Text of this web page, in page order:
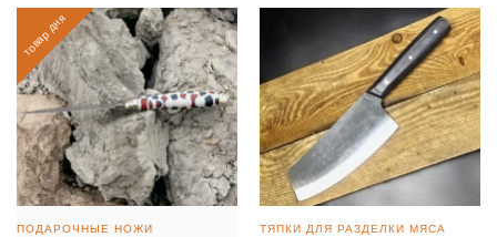
товар дня
ПОДАРОЧНЫЕ НОЖИ ТЯПКИ ДЛЯ РАЗДЕЛКИ МЯСА